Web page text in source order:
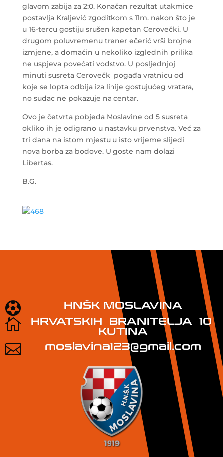
glavom zabija za 2:0. Konačan rezultat utakmice
postavlja Kraljević zgoditkom s 11m. nakon što je
u 16-tercu gostiju srušen kapetan Cerovečki. U
drugom poluvremenu trener ečerić vrši brojne
izmjene, a domaćin unekoliko izglednih prilika
ne uspjeva povećati vodstvo. U posljednjoj
minuti susreta Cerovečki pogađa vratnicu od
koje se lopta odbija iza linije gostujućeg vratara,
no sudac ne pokazuje na centar.
Ovo je četvrta pobjeda Moslavine od 5 susreta
okliko ih je odigrano u nastavku prvenstva. Već za
tri dana na istom mjestu u isto vrijeme slijedi
nova borba za bodove. U goste nam dolazi
Libertas.
B.G.
 HNŠK MOSLAVINA

HRVATSKIH BRANITELJA 10
KUTINA
 moslavina123@gmail.com